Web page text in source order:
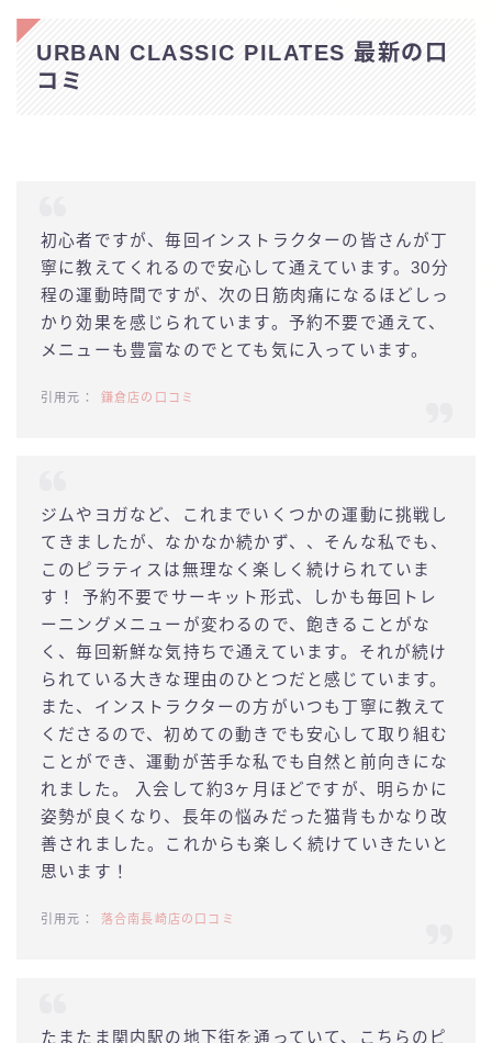
URBAN CLASSIC PILATES 最新の口
コミ
初心者ですが、毎回インストラクターの皆さんが丁
寧に教えてくれるので安心して通えています。30分
程の運動時間ですが、次の日筋肉痛になるほどしっ
かり効果を感じられています。予約不要で通えて、
メニューも豊富なのでとても気に入っています。
鎌倉店の口コミ
ジムやヨガなど、これまでいくつかの運動に挑戦し
てきましたが、なかなか続かず、、そんな私でも、
このピラティスは無理なく楽しく続けられていま
す！ 予約不要でサーキット形式、しかも毎回トレ
ーニングメニューが変わるので、飽きることがな
く、毎回新鮮な気持ちで通えています。それが続け
られている大きな理由のひとつだと感じています。
また、インストラクターの方がいつも丁寧に教えて
くださるので、初めての動きでも安心して取り組む
ことができ、運動が苦手な私でも自然と前向きにな
れました。 入会して約3ヶ月ほどですが、明らかに
姿勢が良くなり、長年の悩みだった猫背もかなり改
善されました。これからも楽しく続けていきたいと
思います！
落合南長崎店の口コミ
たまたま関内駅の地下街を通っていて、こちらのピ